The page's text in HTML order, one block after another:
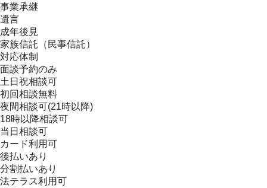
事業承継
遺言
成年後見
家族信託（民事信託）
対応体制
面談予約のみ
土日祝相談可
初回相談無料
夜間相談可(21時以降)
18時以降相談可
当日相談可
カード利用可
後払いあり
分割払いあり
法テラス利用可